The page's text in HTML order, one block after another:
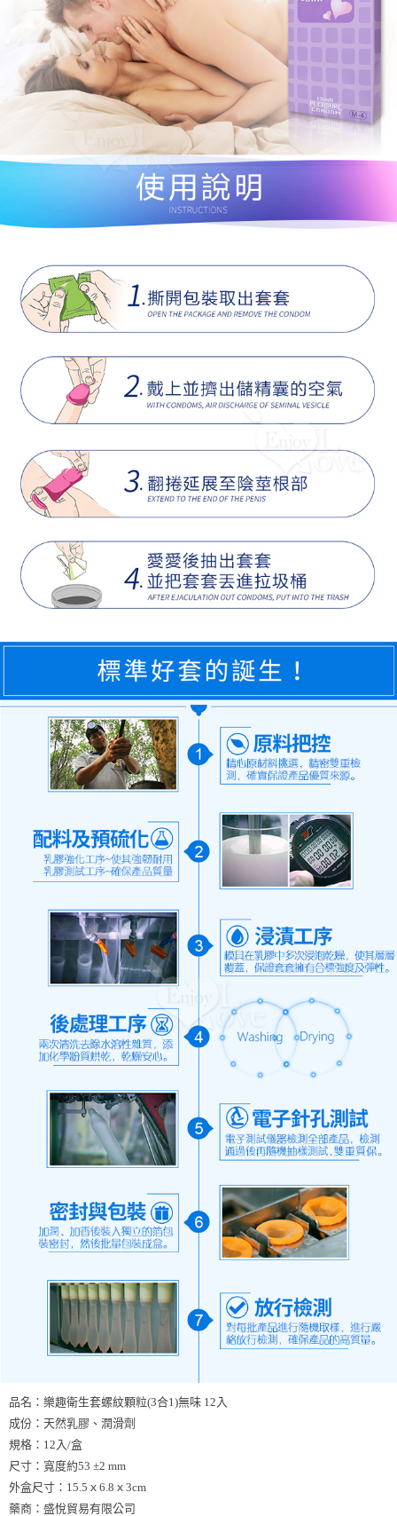
品名：樂趣衛生套螺紋顆粒(3合1)無味 12入
成份：天然乳膠、潤滑劑
規格：12入/盒
尺寸：寬度約53 ±2 mm
外盒尺寸：15.5ｘ6.8ｘ3cm
藥商：盛悅貿易有限公司